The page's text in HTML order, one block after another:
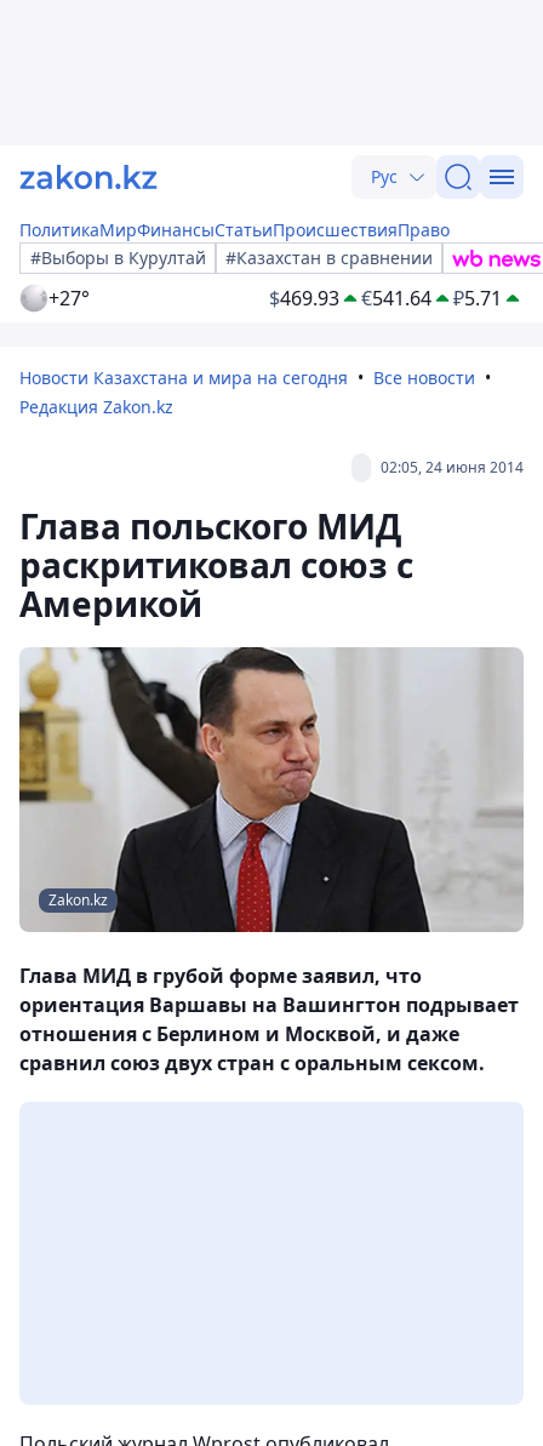
Рус
ПолитикаМирФинансыСтатьиПроисшествияПраво
#Выборы в Курултай
#Казахстан в сравнении
+27° $469.93 €541.64 ₽5.71
Новости Казахстана и мира на сегодня
Все новости
Редакция Zakon.kz
02:05, 24 июня 2014
Глава польского МИД
раскритиковал союз с
Америкой
Zakon.kz
Глава МИД в грубой форме заявил, что
ориентация Варшавы на Вашингтон подрывает
отношения с Берлином и Москвой, и даже
сравнил союз двух стран с оральным сексом.